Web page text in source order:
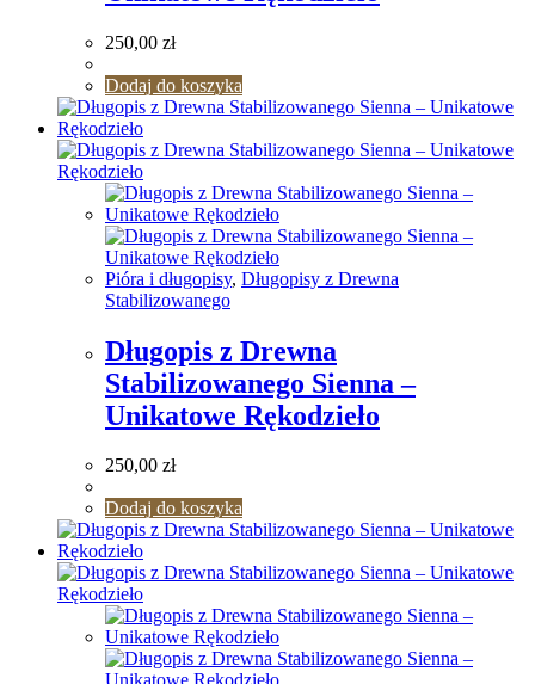
250,00 zł
Dodaj do koszyka
Pióra i długopisy, Długopisy z Drewna
Stabilizowanego
Długopis z Drewna
Stabilizowanego Sienna –
Unikatowe Rękodzieło
250,00 zł
Dodaj do koszyka